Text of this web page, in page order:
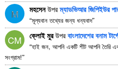
M মহসেনউপরম্যাডভিআর জিপিইউর
“মূল্যবান তথ্যের জন্য ধন্যবাদ”
CM ক্লোই মুরউপরবাংলাদেশের বনাম
“হাই জন, আপনি একটি শীট আপনি তৈরি
সংগ্রাম!”